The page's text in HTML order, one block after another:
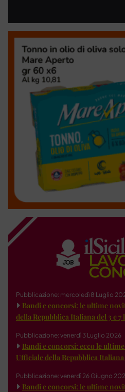
Pubblicazione: mercoledì 8 Luglio
Bandi e concorsi: le ultime
della Repubblica Italiana del 3 e 7
Pubblicazione: venerdì 3 Luglio 2026
Bandi e concorsi: ecco le
Ufficiale della Repubblica
Pubblicazione: venerdì 26 Giugno
Bandi e concorsi: le ultime